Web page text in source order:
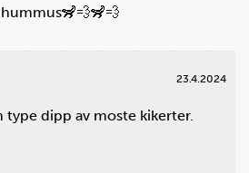
23.4.2024
type dipp av moste kikerter.